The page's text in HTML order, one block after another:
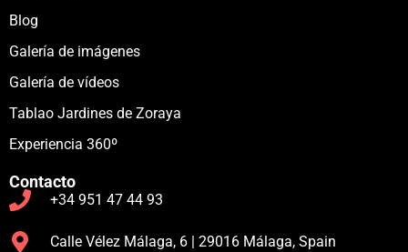
Blog
Galería de imágenes
Galería de vídeos
Tablao Jardines de Zoraya
Experiencia 360º
Contacto
+34 951 47 44 93
Calle Vélez Málaga, 6 | 29016 Málaga, Spain